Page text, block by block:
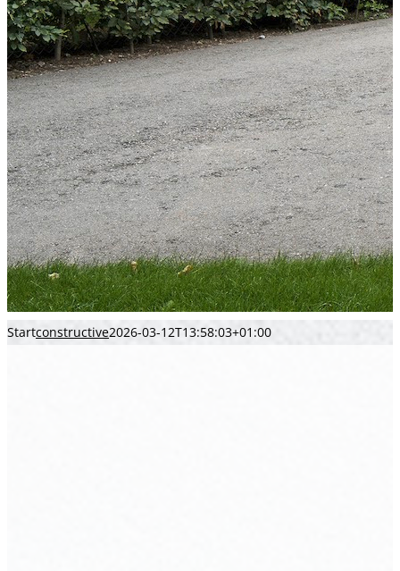
Startconstructive2026-03-12T13:58:03+01:00